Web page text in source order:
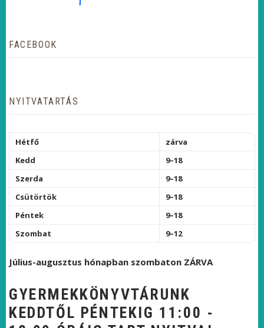
FACEBOOK
NYITVATARTÁS
Hétfő
zárva
Kedd
9–18
Szerda
9–18
Csütörtök
9–18
Péntek
9–18
Szombat
9–12
Július-augusztus hónapban szombaton ZÁRVA
GYERMEKKÖNYVTÁRUNK
KEDDTŐL PÉNTEKIG 11:00 -